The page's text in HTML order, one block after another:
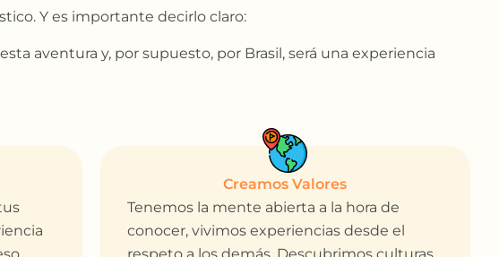
Y es importante decirlo claro:
aventura y, por supuesto, por Brasil, será una experiencia
Creamos Valores
Tenemos la mente abierta a la hora de
conocer, vivimos experiencias desde el